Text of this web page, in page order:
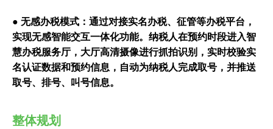
● 无感办税模式：通过对接实名办税、征管等办税平台，
实现无感智能交互一体化功能。纳税人在预约时段进入智
慧办税服务厅，大厅高清摄像进行抓拍识别，实时校验实
名认证数据和预约信息，自动为纳税人完成取号，并推送
取号、排号、叫号信息。
整体规划